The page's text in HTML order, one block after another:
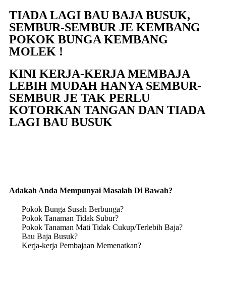
TIADA LAGI BAU BAJA BUSUK,
SEMBUR-SEMBUR JE KEMBANG
POKOK BUNGA KEMBANG
MOLEK !
KINI KERJA-KERJA MEMBAJA
LEBIH MUDAH HANYA SEMBUR-
SEMBUR JE TAK PERLU
KOTORKAN TANGAN DAN TIADA
LAGI BAU BUSUK
Adakah Anda Mempunyai Masalah Di Bawah?
Pokok Bunga Susah Berbunga?
Pokok Tanaman Tidak Subur?
Pokok Tanaman Mati Tidak Cukup/Terlebih Baja?
Bau Baja Busuk?
Kerja-kerja Pembajaan Memenatkan?